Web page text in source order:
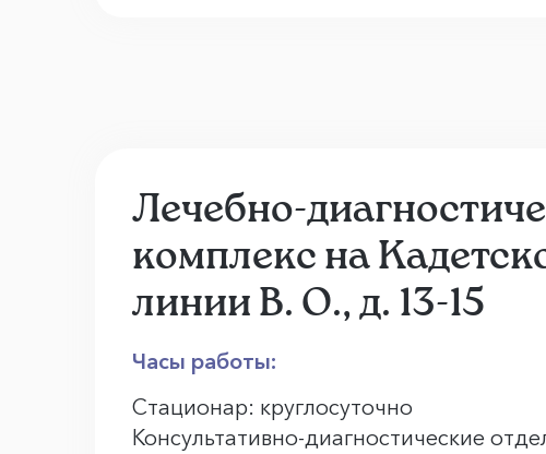
Лечебно-
комплекс на
линии В. О., д. 13-15
Часы работы:
Стационар: круглосуточно
Консультативно-диагностические